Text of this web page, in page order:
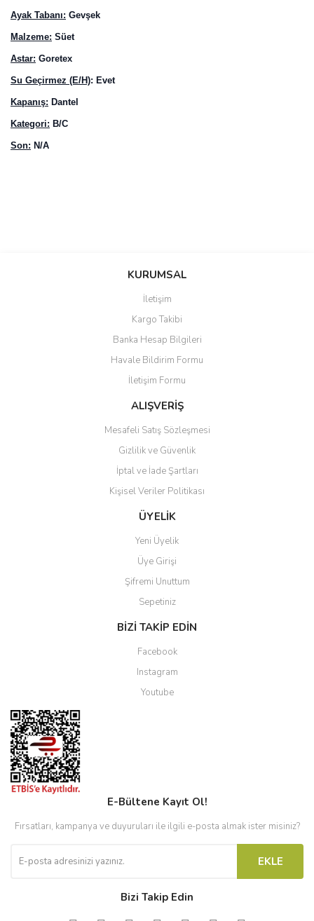
Ayak Tabanı: Gevşek
Malzeme: Süet
Astar: Goretex
Su Geçirmez (E/H): Evet
Kapanış: Dantel
Kategori: B/C
Son: N/A
Bu ürüne ilk yorumu siz yapın!
Ürün resmi kalitesiz, bozuk veya görüntülenemiyor.
Ürün açıklamasında eksik bilgiler bulunuyor.
Ürün bilgilerinde hatalar bulunuyor.
Ürün fiyatı diğer sitelerden daha pahalı.
Bu ürüne benzer farklı alternatifler olmalı.
Gönder
KURUMSAL
İletişim
Kargo Takibi
Banka Hesap Bilgileri
Havale Bildirim Formu
İletişim Formu
ALIŞVERİŞ
Mesafeli Satış Sözleşmesi
Gizlilik ve Güvenlik
İptal ve İade Şartları
Kişisel Veriler Politikası
ÜYELİK
Yeni Üyelik
Üye Girişi
Şifremi Unuttum
Sepetiniz
BİZİ TAKİP EDİN
Facebook
Instagram
Youtube
E-Bültene Kayıt Ol!
Fırsatları, kampanya ve duyuruları ile ilgili e-posta almak ister misiniz?
EKLE
Bizi Takip Edin